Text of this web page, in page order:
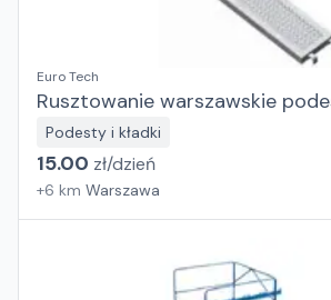
Euro Tech
Rusztowanie warszawskie
Podesty i kładki
15.00 zł/dzień
+6 km Warszawa